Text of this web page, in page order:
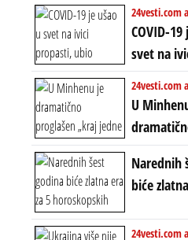
ZAŠTO SE
24vesti.com
COVID-
svet na
ubio
spasao
24vesti.com
U
ere“, ali
Narednih
biće
znakova:
24vesti.com